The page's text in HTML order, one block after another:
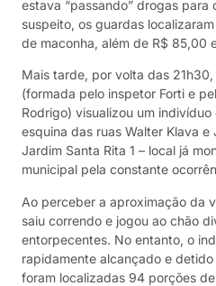
estava “passando” drogas para
suspeito, os guardas
de maconha, além de R$ 85,00
Mais tarde, por volta das
(formada pelo inspetor Forti e
Rodrigo) visualizou um
esquina das ruas Walter Klava
Jardim Santa Rita 1 – local já
municipal pela constante
Ao perceber a aproximação da
saiu correndo e jogou ao chão
entorpecentes. No entanto, o
rapidamente alcançado e
foram localizadas 94 porções